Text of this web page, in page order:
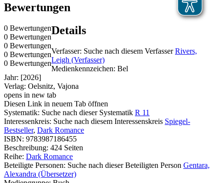
Bewertungen
0 Bewertungen
0 Bewertungen
0 Bewertungen
0 Bewertungen
0 Bewertungen
Details
Verfasser: Suche nach diesem Verfasser Rivers,
Leigh (Verfasser)
Medienkennzeichen: Bel
Jahr: [2026]
Verlag: Oelsnitz, Vajona
opens in new tab
Diesen Link in neuem Tab öffnen
Systematik: Suche nach dieser Systematik R 11
Interessenkreis: Suche nach diesem Interessenskreis Spiegel-
Bestseller, Dark Romance
ISBN: 9783987186455
Beschreibung: 424 Seiten
Reihe: Dark Romance
Beteiligte Personen: Suche nach dieser Beteiligten Person Gentara,
Alexandra (Übersetzer)